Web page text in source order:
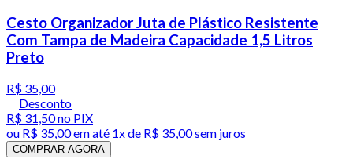
Cesto Organizador Juta de Plástico Resistente
Com Tampa de Madeira Capacidade 1,5 Litros
Preto
R$ 35,00
Desconto
R$ 31,50no PIX
ou R$ 35,00em até 1x de R$ 35,00sem juros
COMPRAR AGORA